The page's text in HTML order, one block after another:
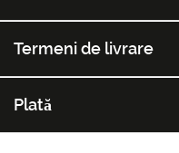
Termeni de livrare
Plată